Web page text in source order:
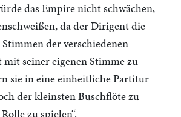
das Empire nicht schwächen,
da der Dirigent die
der verschiedenen
seiner eigenen Stimme zu
sie in eine einheitliche Partitur
der kleinsten Buschflöte zu
zu spielen“.